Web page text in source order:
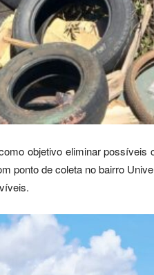
objetivo eliminar
ponto de coleta no bairro